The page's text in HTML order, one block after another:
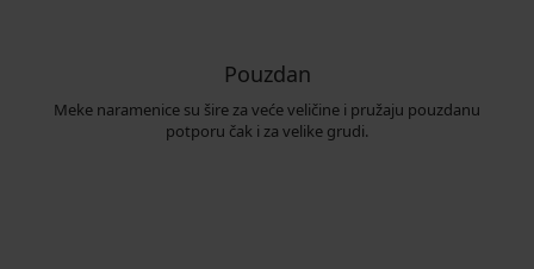
Pouzdan
Meke naramenice su šire za veće veličine i pružaju pouzdanu
potporu čak i za velike grudi.